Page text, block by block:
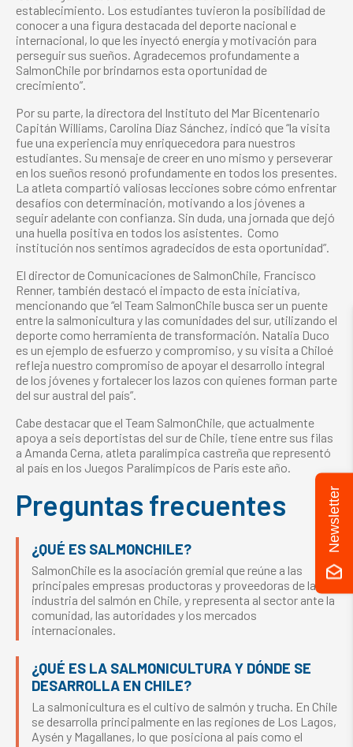
establecimiento. Los estudiantes tuvieron la posibilidad de
conocer a una figura destacada del deporte nacional e
internacional, lo que les inyectó energía y motivación para
perseguir sus sueños. Agradecemos profundamente a
SalmonChile por brindarnos esta oportunidad de
crecimiento”.
Por su parte, la directora del Instituto del Mar Bicentenario
Capitán Williams, Carolina Díaz Sánchez, indicó que “la visita
fue una experiencia muy enriquecedora para nuestros
estudiantes. Su mensaje de creer en uno mismo y perseverar
en los sueños resonó profundamente en todos los presentes.
La atleta compartió valiosas lecciones sobre cómo enfrentar
desafíos con determinación, motivando a los jóvenes a
seguir adelante con confianza. Sin duda, una jornada que dejó
una huella positiva en todos los asistentes. Como
institución nos sentimos agradecidos de esta oportunidad”.
El director de Comunicaciones de SalmonChile, Francisco
Renner, también destacó el impacto de esta iniciativa,
mencionando que “el Team SalmonChile busca ser un puente
entre la salmonicultura y las comunidades del sur, utilizando el
deporte como herramienta de transformación. Natalia Duco
es un ejemplo de esfuerzo y compromiso, y su visita a Chiloé
refleja nuestro compromiso de apoyar el desarrollo integral
de los jóvenes y fortalecer los lazos con quienes forman parte
del sur austral del país”.
Cabe destacar que el Team SalmonChile, que actualmente
apoya a seis deportistas del sur de Chile, tiene entre sus filas
a Amanda Cerna, atleta paralímpica castreña que representó
al país en los Juegos Paralímpicos de París este año.
Preguntas frecuentes
¿QUÉ ES SALMONCHILE?
SalmonChile es la asociación gremial que reúne a las
principales empresas productoras y proveedoras de la
industria del salmón en Chile, y representa al sector ante la
comunidad, las autoridades y los mercados
internacionales.
¿QUÉ ES LA SALMONICULTURA Y DÓNDE SE
DESARROLLA EN CHILE?
La salmonicultura es el cultivo de salmón y trucha. En Chile
se desarrolla principalmente en las regiones de Los Lagos,
Aysén y Magallanes, lo que posiciona al país como el
Newsletter